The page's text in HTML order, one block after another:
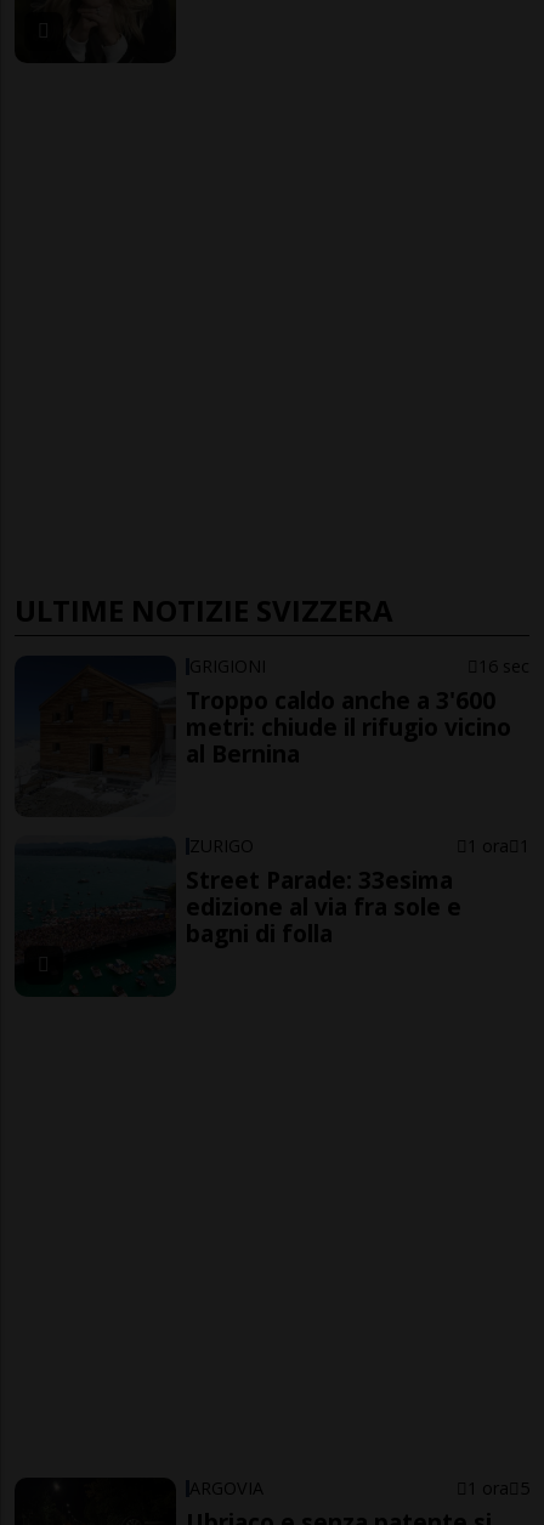
ULTIME NOTIZIE SVIZZERA
GRIGIONI 16 sec
Troppo caldo anche a 3'600
metri: chiude il rifugio vicino
al Bernina
ZURIGO 1 ora 1
Street Parade: 33esima
edizione al via fra sole e
bagni di folla
ARGOVIA 1 ora 5